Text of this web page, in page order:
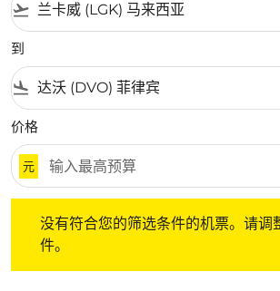
flight_takeoff
到
flight_land
价格
元
没有符合您的筛选条件的机票。请调
件。